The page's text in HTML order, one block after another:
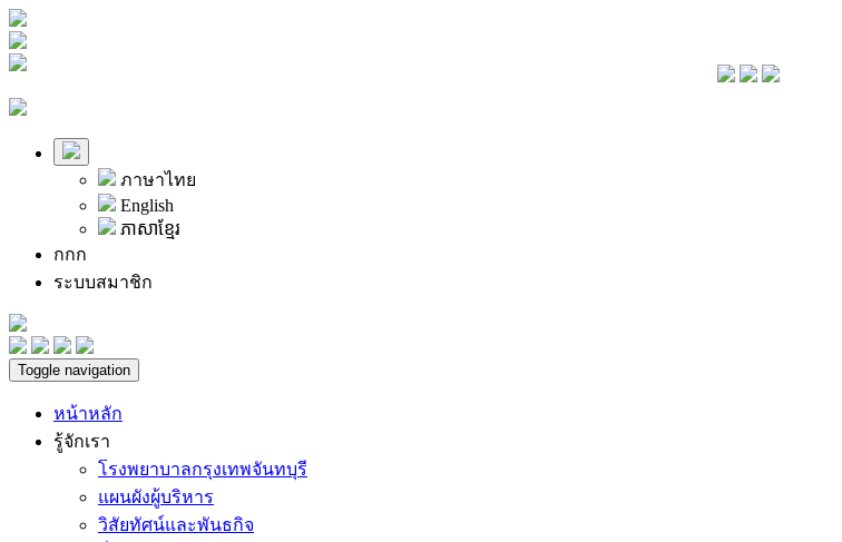
ภาษาไทย
English
ភាសាខ្មែរ
กกก
ระบบสมาชิก
Toggle navigation
หน้าหลัก
รู้จักเรา
โรงพยาบาลกรุงเทพจันทบุรี
แผนผังผู้บริหาร
วิสัยทัศน์และพันธกิจ